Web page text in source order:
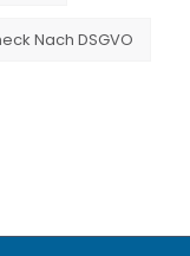
Nach DSGVO